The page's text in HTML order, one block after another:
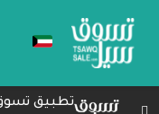
تطبيق